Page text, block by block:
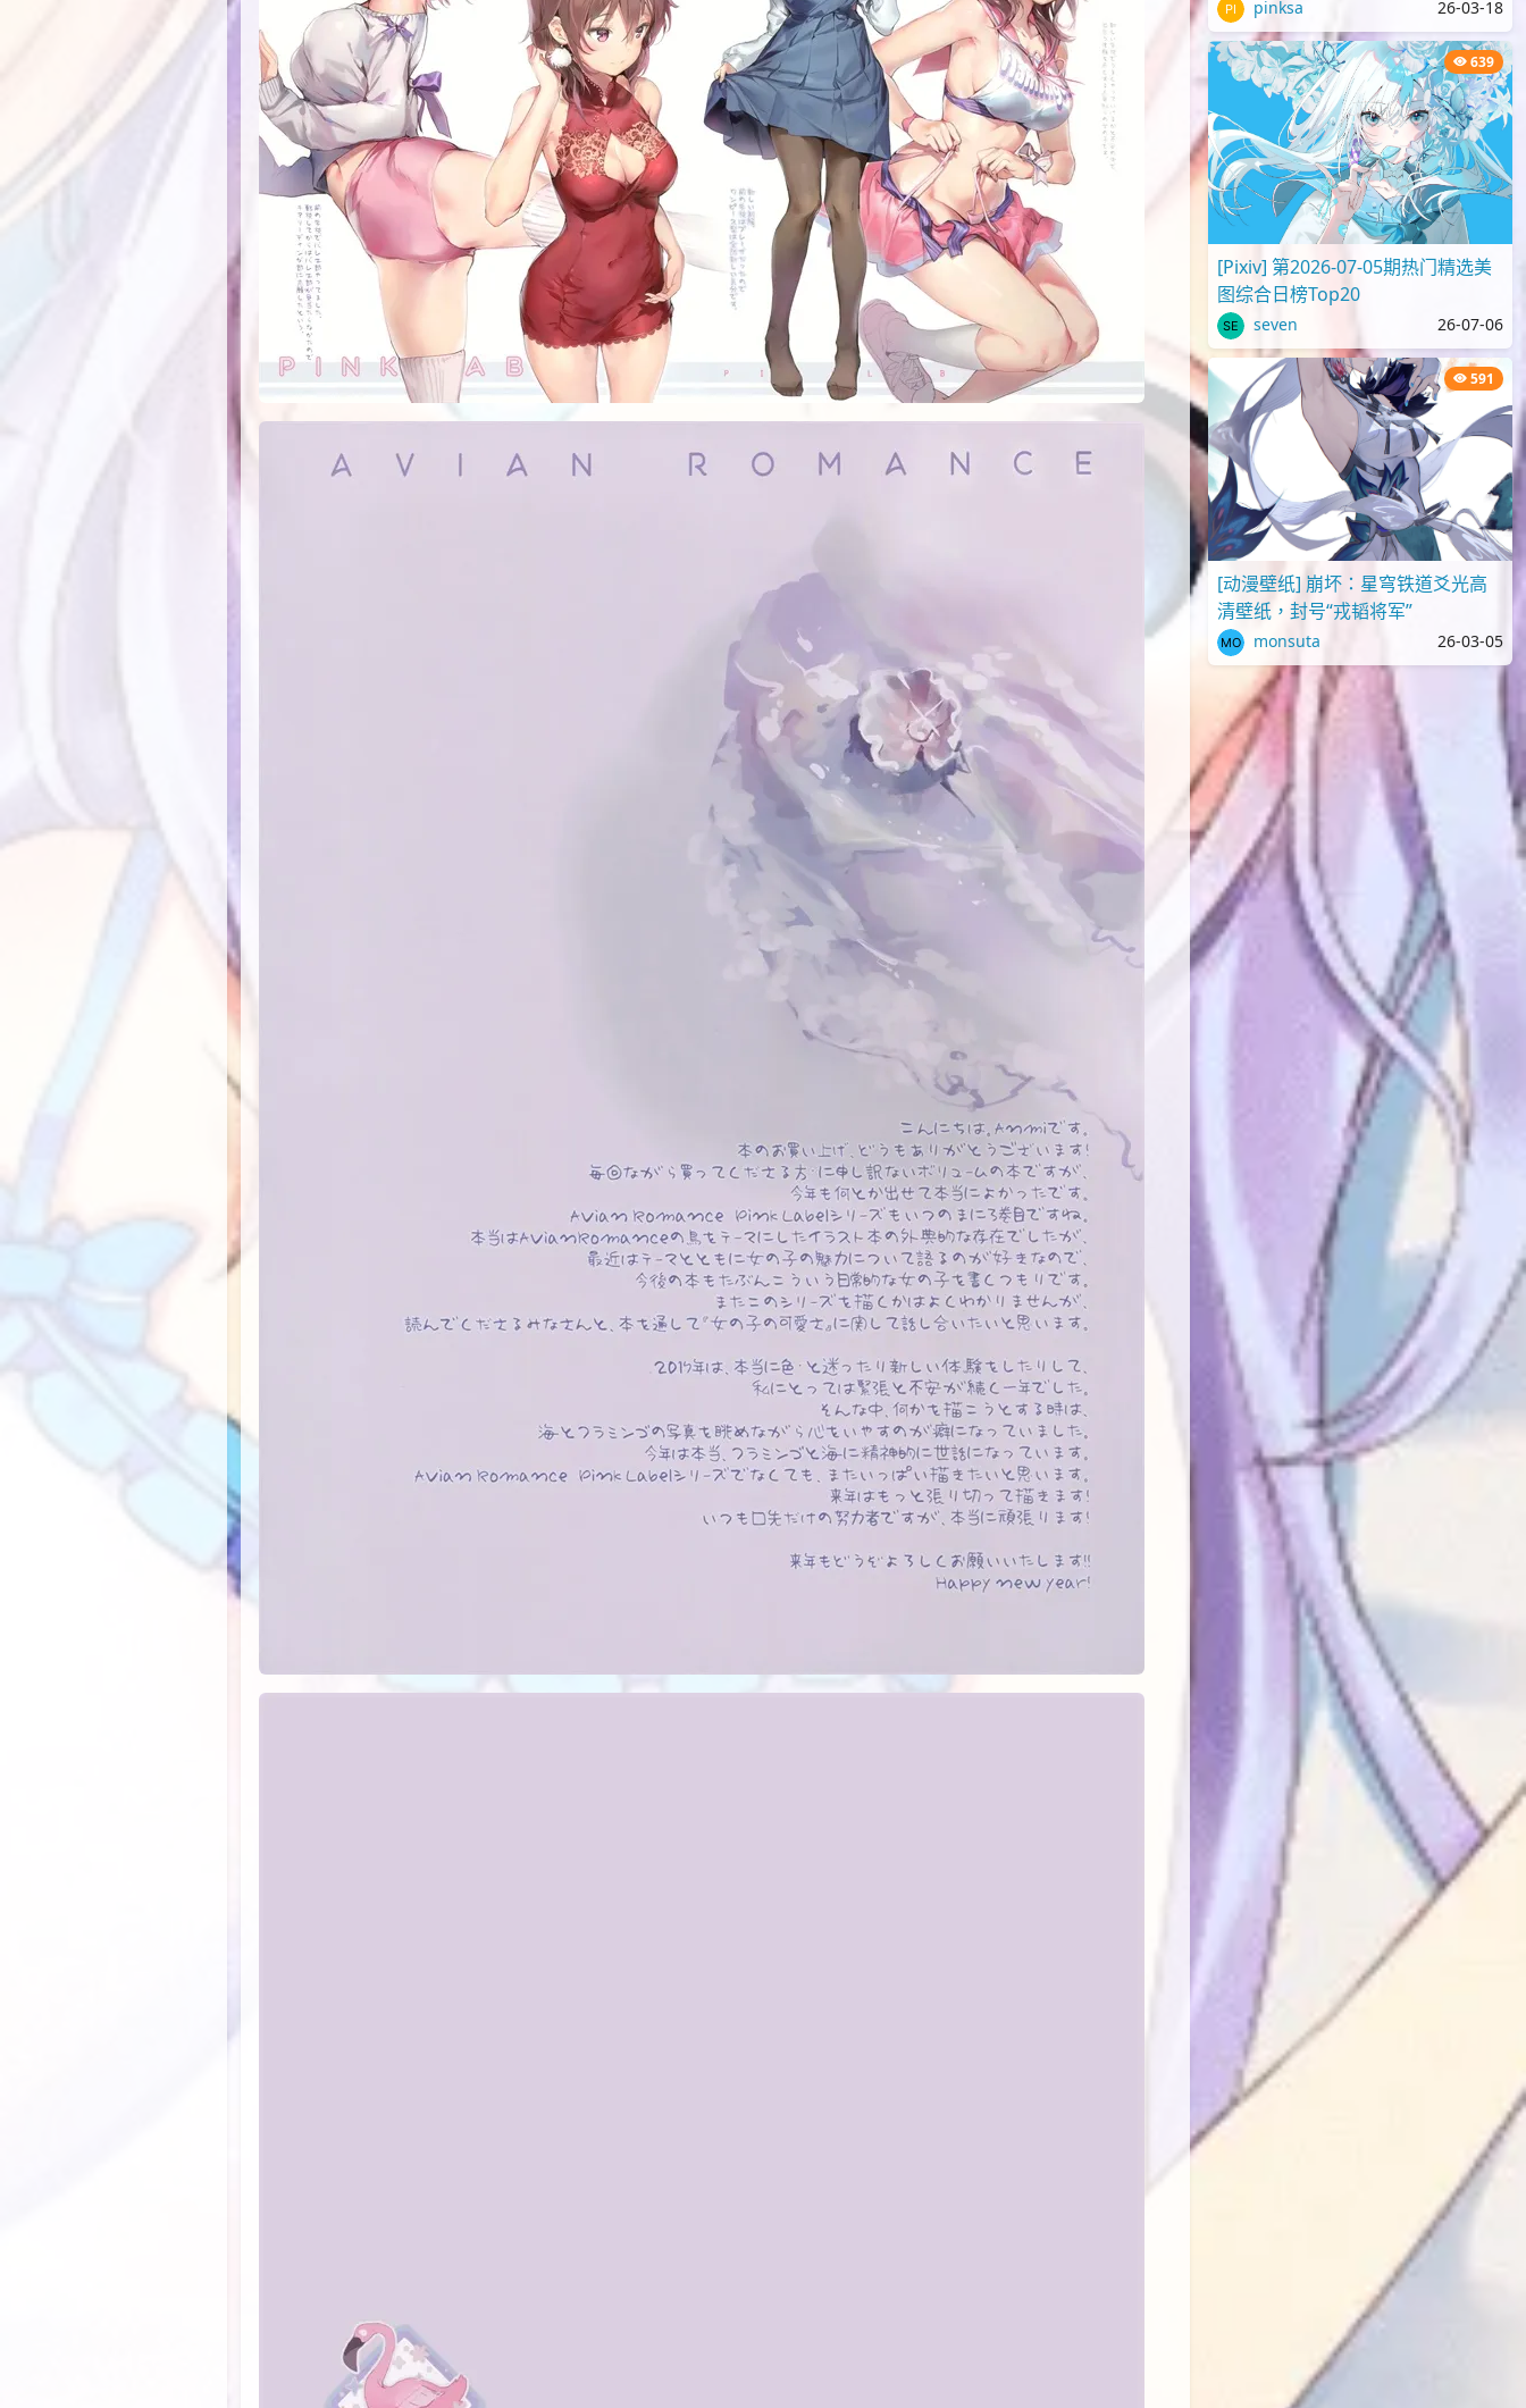
pinksa 26-03-18
639
[Pixiv] 第2026-07-05期热门精选美
图综合日榜Top20
seven 26-07-06
591
[动漫壁纸] 崩坏：星穹铁道爻光高
清壁纸，封号“戎韬将军”
monsuta 26-03-05